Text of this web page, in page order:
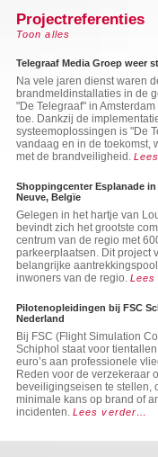
Projectreferenties
Toon alles
Telegraaf Media Groep weer
Na vele jaren dienst waren
brandmeldinstallaties in de
"De Telegraaf" in
toe. Dankzij de
systeemoplossingen is "De
vandaag en in de toekomst,
met de brandveiligheid.
Shoppingcenter Esplanade
Neuve, Belgïe
Gelegen in het hartje van
bevindt zich het grootste
centrum van de regio met
parkeerplaatsen. Dit project
belangrijke
inwoners van de regio.
Pilotenopleidingen bij FSC
Nederland
Bij FSC (Flight Simulation
Schiphol staat voor
euro’s aan professionele
Reden voor de verzekeraar
beveiligingseisen te stellen,
minimale kans op brand of
incidenten. Lees verder…